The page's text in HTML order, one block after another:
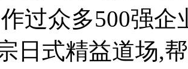
过众多500强
日式精益道场,